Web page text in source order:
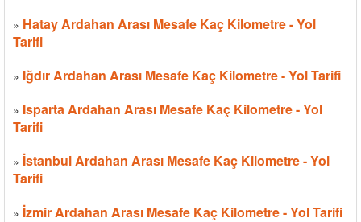
» Hatay Ardahan Arası Mesafe Kaç Kilometre - Yol
Tarifi
» Iğdır Ardahan Arası Mesafe Kaç Kilometre - Yol Tarifi
» Isparta Ardahan Arası Mesafe Kaç Kilometre - Yol
Tarifi
» İstanbul Ardahan Arası Mesafe Kaç Kilometre - Yol
Tarifi
» İzmir Ardahan Arası Mesafe Kaç Kilometre - Yol Tarifi